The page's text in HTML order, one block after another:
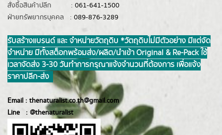
สั่งซื้อสินค้าปลีก : 061-641-1500
ฝ่ายทรัพยากรบุคคล : 089-876-3289
รับสร้างแบรนด์ และ จำหน่ายวัตถุดิบ *วัตถุดิบไม่มีตัวอย่าง มีแต่จัด
จำหน่าย มีทั้งสต็อกพร้อมส่ง/ผลิต/นำเข้า Original & Re-Pack ใช้
เวลาจัดส่ง 3-30 วันทำการ กรุณาแจ้งจำนวนที่ต้องการ เพื่อแจ้ง
ราคาปลีก-ส่ง
Email : thenaturalist.co.th@gmail.com
Line : @thenaturalist